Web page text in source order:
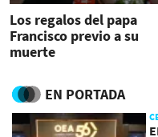
Los regalos del papa
Francisco previo a su
muerte
EN PORTADA